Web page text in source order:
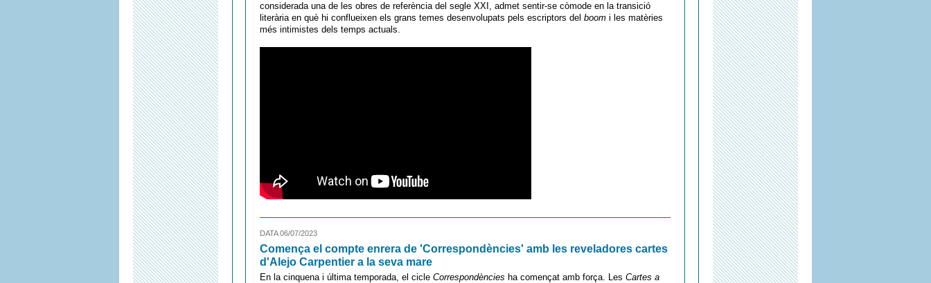
considerada una de les obres de referència del segle XXI, admet sentir-se còmode en la transició
literària en què hi conflueixen els grans temes desenvolupats pels escriptors del boom i les matèries
més intimistes dels temps actuals.
DATA 06/07/2023
Comença el compte enrera de 'Correspondències' amb les reveladores cartes
d'Alejo Carpentier a la seva mare
En la cinquena i última temporada, el cicle Correspondències ha començat amb força. Les Cartes a